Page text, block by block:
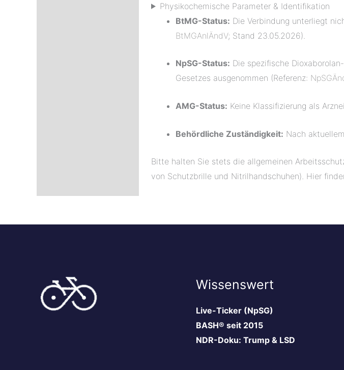
Physikochemische Parameter & Identifikation
BtMG-Status: Die Verbindung unterliegt
BtMGAnlÄndV; Stand 23.05.2026).
NpSG-Status: Die spezifische
Gesetzes ausgenommen (Referenz:
AMG-Status: Keine Klassifizierung als
Behördliche Zuständigkeit: Nach
Bitte halten Sie stets die allgemeinen
von Schutzbrille und Nitrilhandschuhen). Hier
Wissenswert
Live-Ticker (NpSG)
BASH® seit 2015
NDR-Doku: Trump & LSD